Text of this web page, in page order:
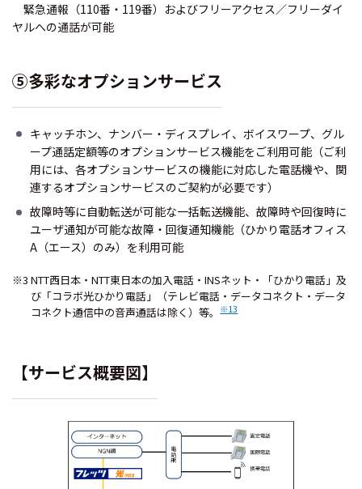
緊急通報（110番・119番）およびフリーアクセス／フリーダイ
ヤルへの通話が可能
⑤多彩なオプションサービス
キャッチホン、ナンバー・ディスプレイ、ボイスワープ、グル
ープ通話定額等のオプションサービス機能をご利用可能（ご利
用には、各オプションサービスの機能に対応した電話機や、関
連するオプションサービスのご契約が必要です）
故障時等に自動転送が可能な一括転送機能、故障時や回復時に
ユーザ通知が可能な故障・回復通知機能（ひかり電話オフィス
A（エース）のみ）を利用可能
※3 NTT西日本・NTT東日本の加入電話・INSネット・「ひかり電話」及
び「コラボ光ひかり電話」（テレビ電話・データコネクト・データ
コネクト通信中の音声通話は除く）等。※13
【サービス概要図】